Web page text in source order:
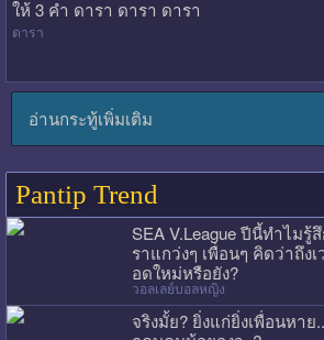
ให้ 3 คำ ดารา ดารา ดารา
ดารา
อ่านกระทู้เพิ่มเติม
Pantip Trend
SEA V.League ปีนี้ทำไม
ราแกว่งๆ เพื่อนๆ คิดว่าถึง
อดใหม่หรือยัง?
วอลเลย์บอลหญิง
จริงมั้ย? ยิ่งแก่ยิ่งเพื่อนหาย